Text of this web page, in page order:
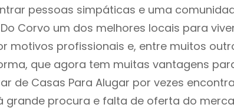
pessoas simpáticas e uma
Corvo um dos melhores locais para
motivos profissionais e, entre muitos
que agora tem muitas vantagens
de Casas Para Alugar por vezes
grande procura e falta de oferta do